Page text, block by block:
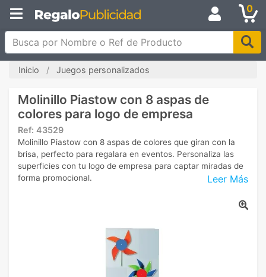
0
Busca por Nombre o Ref de Producto
Inicio Juegos personalizados
Molinillo Piastow con 8 aspas de
colores para logo de empresa
Ref: 43529
Leer Más
Molinillo Piastow con 8 aspas de colores que giran con la
brisa, perfecto para regalara en eventos. Personaliza las
superficies con tu logo de empresa para captar miradas de
forma promocional.